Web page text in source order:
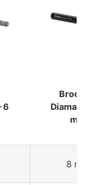
6
Broca de
Diamante –
mm
8 mm